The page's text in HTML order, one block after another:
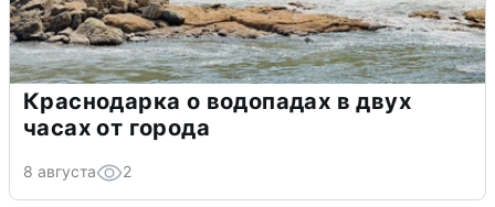
Краснодарка о водопадах в двух
часах от города
8 августа 2